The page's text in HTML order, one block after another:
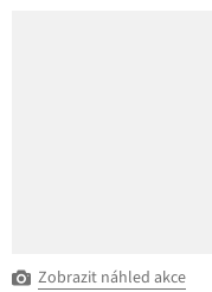
Zobrazit náhled akce